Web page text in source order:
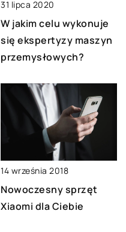
31 lipca 2020
W jakim celu wykonuje
się ekspertyzy maszyn
przemysłowych?
14 września 2018
Nowoczesny sprzęt
Xiaomi dla Ciebie